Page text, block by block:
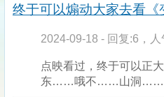
终于可以煽动大家去看
2024-09-18 - 回复:6，
点映看过，终于可以正
东……哦不……山洞……